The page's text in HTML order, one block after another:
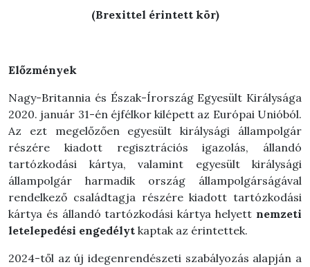
(Brexittel érintett kör)
Előzmények
Nagy-Britannia és Észak-Írország Egyesült Királysága
2020. január 31-én éjfélkor kilépett az Európai Unióból.
Az ezt megelőzően egyesült királysági állampolgár
részére kiadott regisztrációs igazolás, állandó
tartózkodási kártya, valamint egyesült királysági
állampolgár harmadik ország állampolgárságával
rendelkező családtagja részére kiadott tartózkodási
kártya és állandó tartózkodási kártya helyett nemzeti
letelepedési engedélyt kaptak az érintettek.
2024-től az új idegenrendészeti szabályozás alapján a